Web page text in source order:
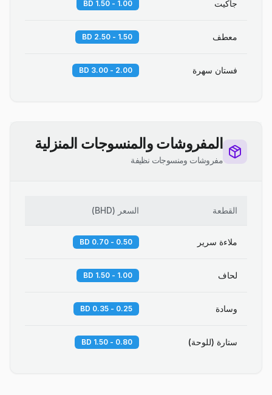
جاكيت 1.00 - 1.50 BD
معطف 1.50 - 2.50 BD
فستان سهرة 2.00 - 3.00 BD
المفروشات والمنسوجات المنزلية
مفروشات ومنسوجات نظيفة
القطعة السعر (
BHD
)
ملاءة سرير 0.50 - 0.70 BD
لحاف 1.00 - 1.50 BD
وسادة 0.25 - 0.35 BD
ستارة (للوحة) 0.80 - 1.50 BD